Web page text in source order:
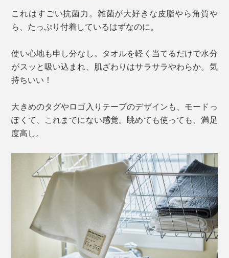
これはすごい抗菌力。雑菌が大好きな皮脂やら角質や
ら、たっぷり付着しているはずなのに。
使い心地も申し分なし。タオルを軽く当てるだけで水分
がスッと吸い込まれ、肌ざわりはサラサラやわらか。気
持ちいい！
大きめのタグやロゴ入りテープのデザインも、モードっ
ぽくて、これまでにない感覚。眺めても使っても、満足
度高し。